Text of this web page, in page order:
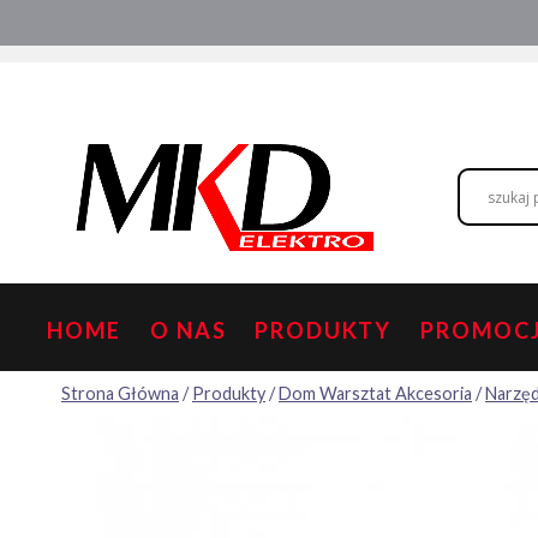
do
HOME O NAS PRODUKTY
Strona Główna / Produkty/Dom Warsztat Akcesoria /